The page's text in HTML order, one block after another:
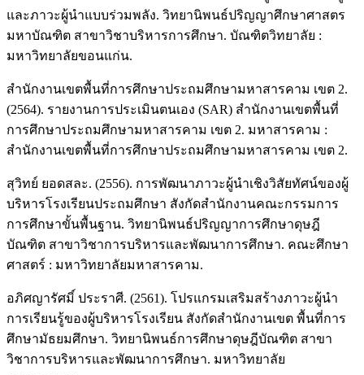
และภาวะผู้นำแบบร่วมพลัง. วิทยานิพนธ์ปริญญาศึกษาศาสตร
มหาบัณฑิต สาขาวิชาบริหารการศึกษา. บัณฑิตวิทยาลัย :
มหาวิทยาลัยขอนแก่น.
สำนักงานเขตพื้นที่การศึกษาประถมศึกษามหาสารคาม เขต 2.
(2564). รายงานการประเมินตนเอง (SAR) สำนักงานเขตพื้นที่
การศึกษาประถมศึกษามหาสารคาม เขต 2. มหาสารคาม :
สำนักงานเขตพื้นที่การศึกษาประถมศึกษามหาสารคาม เขต 2.
สุวิทย์ ยอดสละ. (2556). การพัฒนาภาวะผู้นำเชิงวิสัยทัศน์ของผู้
บริหารโรงเรียนประถมศึกษา สังกัดสำนักงานคณะกรรมการ
การศึกษาขั้นพื้นฐาน. วิทยานิพนธ์ปริญญาการศึกษาดุษฎี
บัณฑิต สาขาวิชาการบริหารและพัฒนาการศึกษา. คณะศึกษา
ศาสตร์ : มหาวิทยาลัยมหาสารคาม.
อภิศญารัศมิ์ ประราศี. (2561). โปรแกรมเสริมสร้างภาวะผู้นำ
การเรียนรู้ของผู้บริหารโรงเรียน สังกัดสำนักงานเขต พื้นที่การ
ศึกษามัธยมศึกษา. วิทยานิพนธ์การศึกษาดุษฎีบัณฑิต สาขา
วิชาการบริหารและพัฒนาการศึกษา. มหาวิทยาลัย